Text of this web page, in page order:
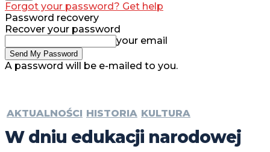
Forgot your password? Get help
Password recovery
Recover your password
your email
A password will be e-mailed to you.
AKTUALNOŚCI HISTORIA KULTURA
W dniu edukacji narodowej